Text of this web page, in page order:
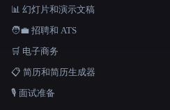
📊 幻灯片和演示文稿
🧑‍💼 招聘和 ATS
🛒 电子商务
📋 简历和简历生成器
🎙️ 面试准备